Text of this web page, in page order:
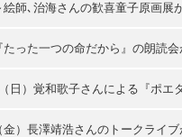
絵師､治海さんの歓喜童子原画展
たった一つの命だから』の朗読
日）覚和歌子さんによる『ポエ
金）長澤靖浩さんのトークライ